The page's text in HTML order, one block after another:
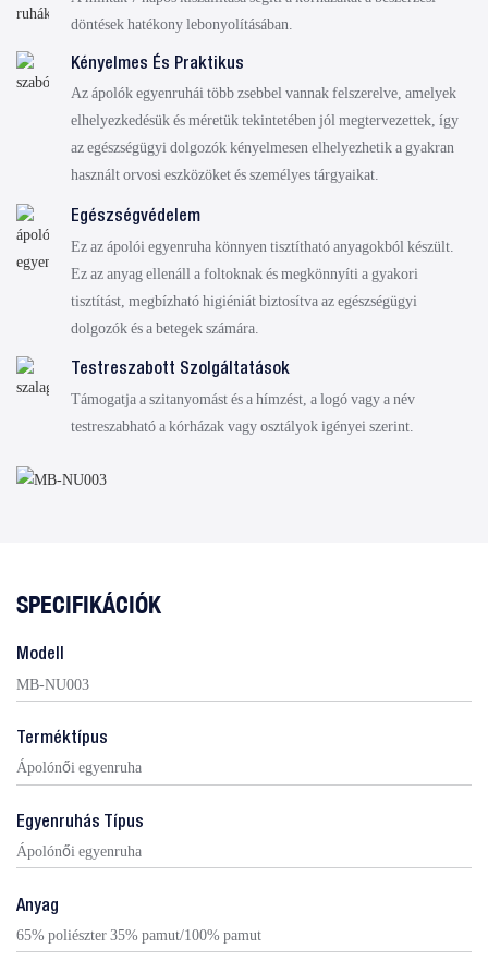
döntések hatékony lebonyolításában.
Kényelmes És Praktikus
Az ápolók egyenruhái több zsebbel vannak felszerelve, amelyek
elhelyezkedésük és méretük tekintetében jól megtervezettek, így
az egészségügyi dolgozók kényelmesen elhelyezhetik a gyakran
használt orvosi eszközöket és személyes tárgyaikat.
Egészségvédelem
Ez az ápolói egyenruha könnyen tisztítható anyagokból készült.
Ez az anyag ellenáll a foltoknak és megkönnyíti a gyakori
tisztítást, megbízható higiéniát biztosítva az egészségügyi
dolgozók és a betegek számára.
Testreszabott Szolgáltatások
Támogatja a szitanyomást és a hímzést, a logó vagy a név
testreszabható a kórházak vagy osztályok igényei szerint.
SPECIFIKÁCIÓK
Modell
MB-NU003
Terméktípus
Ápolónői egyenruha
Egyenruhás Típus
Ápolónői egyenruha
Anyag
65% poliészter 35% pamut/100% pamut